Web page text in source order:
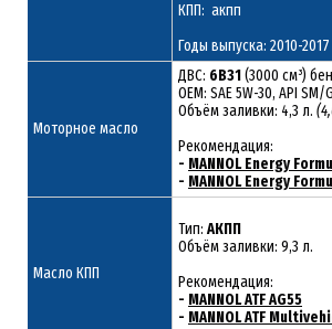
КПП: акпп
Годы выпуска: 2010-2017
Моторное масло
ДВС: 6B31(3000 см³)
ОЕМ: SAE 5W-30, API SM/
Объём заливки: 4,3 л.
Рекомендация:
- MANNOL Energy
- MANNOL Energy
Масло КПП
Тип: АКПП
Объём заливки: 9,3 л.
Рекомендация:
- MANNOL ATF AG55
- MANNOL ATF